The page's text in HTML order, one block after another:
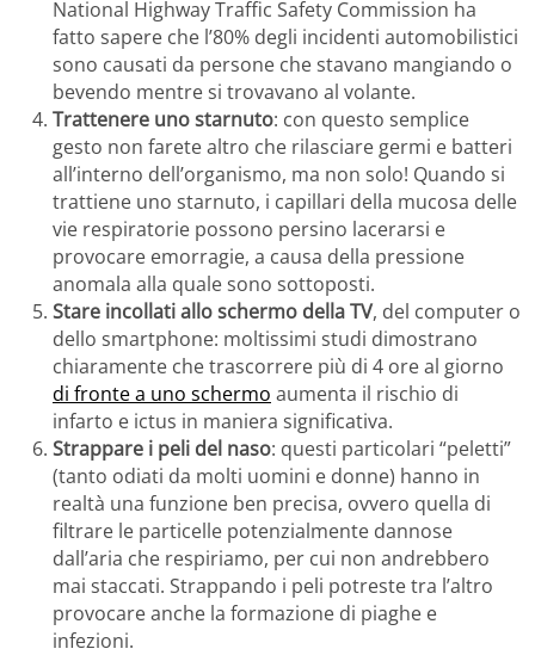
National Highway Traffic Safety Commission ha
fatto sapere che l’80% degli incidenti automobilistici
sono causati da persone che stavano mangiando o
bevendo mentre si trovavano al volante.
Trattenere uno starnuto: con questo semplice
gesto non farete altro che rilasciare germi e batteri
all’interno dell’organismo, ma non solo! Quando si
trattiene uno starnuto, i capillari della mucosa delle
vie respiratorie possono persino lacerarsi e
provocare emorragie, a causa della pressione
anomala alla quale sono sottoposti.
Stare incollati allo schermo della TV, del computer o
dello smartphone: moltissimi studi dimostrano
chiaramente che trascorrere più di 4 ore al giorno
di fronte a uno schermo aumenta il rischio di
infarto e ictus in maniera significativa.
Strappare i peli del naso: questi particolari “peletti”
(tanto odiati da molti uomini e donne) hanno in
realtà una funzione ben precisa, ovvero quella di
filtrare le particelle potenzialmente dannose
dall’aria che respiriamo, per cui non andrebbero
mai staccati. Strappando i peli potreste tra l’altro
provocare anche la formazione di piaghe e
infezioni.